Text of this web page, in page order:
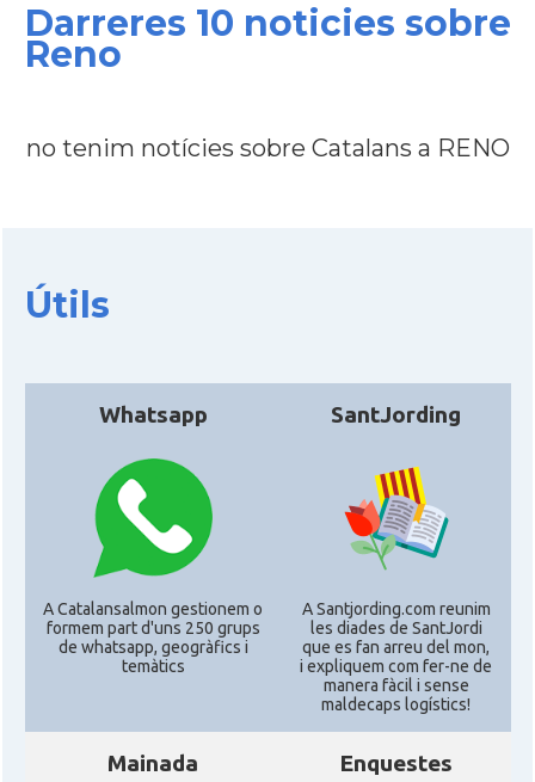
CAMON Catalans a CONNECTICUT
CAMON Catalans a DAVIS
CAMON
CAMON Catalans a INDIANA
CAMON Catalans a IOWA
CAMON Catalans a IRVINE
Catalans a Jacksonville
Darreres 10 noticies sobre
Reno
no tenim notícies sobre Catalans a RENO
Útils
Whatsapp
A Catalansalmon gestionem o
formem part d'uns 250 grups
de whatsapp, geogràfics i
temàtics
SantJording
A Santjording.com reunim
les diades de SantJordi
que es fan arreu del mon,
i expliquem com fer-ne de
manera fàcil i sense
maldecaps logí­stics!
Mainada Enquestes